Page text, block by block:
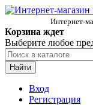
Интернет-
Корзина ждет
Выберите любое
Найти
Вход
Регистрация